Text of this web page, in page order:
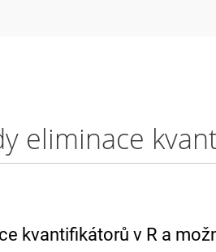
kvantifikátorů v R a